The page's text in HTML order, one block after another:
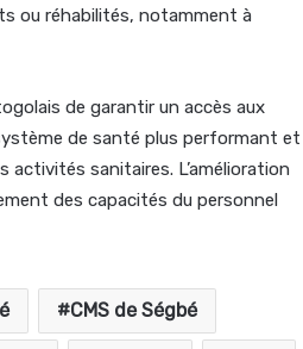
ou réhabilités, notamment à
de garantir un accès aux
de santé plus performant et
activités sanitaires. L’amélioration
des capacités du personnel
CMS de Ségbé